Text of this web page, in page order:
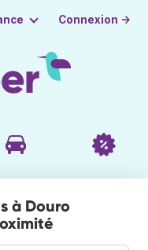
Connexion →
à Douro